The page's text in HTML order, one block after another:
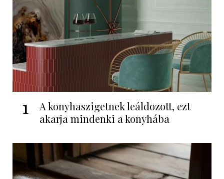
1
A konyhaszigetnek leáldozott, ezt
akarja mindenki a konyhába